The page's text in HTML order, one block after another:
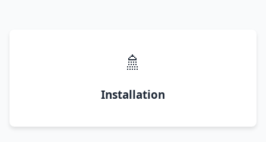
🚿
Installation